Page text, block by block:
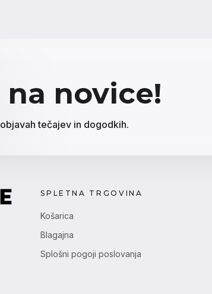
novice!
tečajev in dogodkih.
SPLETNA TRGOVINA
Košarica
Blagajna
Splošni pogoji poslovanja